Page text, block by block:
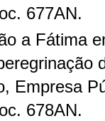
677AN.
a Fátima
Empresa
678AN.